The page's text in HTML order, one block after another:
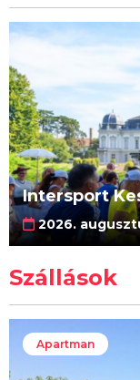
Intersport
2026.
Szállások
Apartman